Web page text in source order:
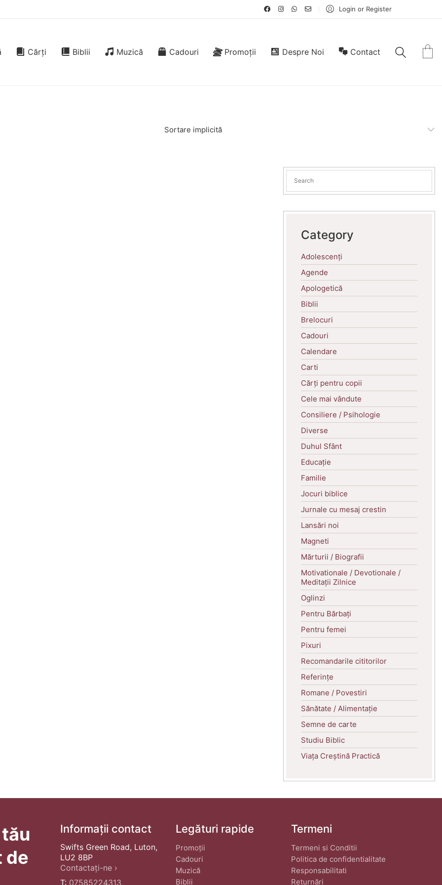
Login or Register
Cărți Biblii Muzică Cadouri Promoții Despre Noi Contact
Sortare implicită
Category
Adolescenți
Agende
Apologetică
Biblii
Brelocuri
Cadouri
Calendare
Carti
Cărți pentru copii
Cele mai vândute
Consiliere / Psihologie
Diverse
Duhul Sfânt
Educație
Familie
Jocuri biblice
Jurnale cu mesaj crestin
Lansări noi
Magneti
Mărturii / Biografii
Motivationale / Devotionale /
Meditații Zilnice
Oglinzi
Pentru Bărbați
Pentru femei
Pixuri
Recomandarile cititorilor
Referințe
Romane / Povestiri
Sănătate / Alimentație
Semne de carte
Studiu Biblic
Viața Creștină Practică
de
Informații contact
Swifts Green Road, Luton,
LU2 8BP
Contactați-ne ›
T: 07585224313
Legături rapide
Promoții
Cadouri
Muzică
Biblii
Termeni
Termeni si Conditii
Politica de confidentialitate
Responsabilitati
Returnări